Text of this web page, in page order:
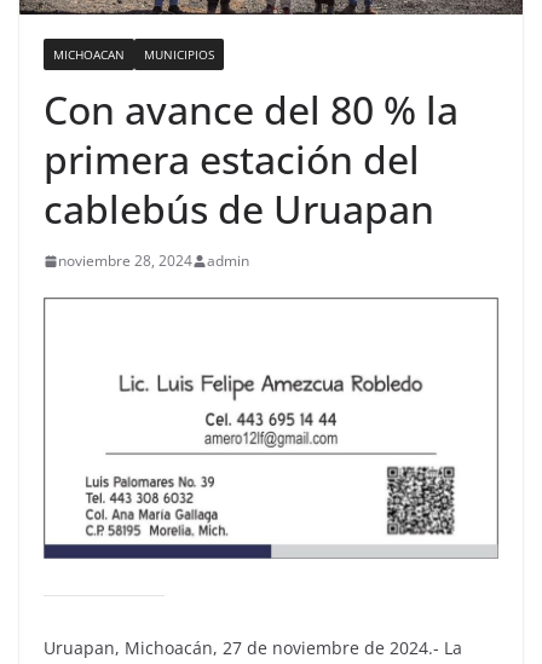
MICHOACAN MUNICIPIOS
Con avance del 80 % la
primera estación del
cablebús de Uruapan
noviembre 28, 2024 admin
Uruapan, Michoacán, 27 de noviembre de 2024.- La